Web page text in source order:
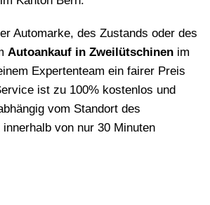
Automarke, des Zustands oder des
Autoankauf in Zweilütschinen im
Expertenteam ein fairer Preis
ist zu 100% kostenlos und
vom Standort des
von nur 30 Minuten